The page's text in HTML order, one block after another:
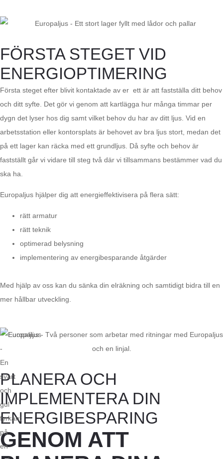
FÖRSTA STEGET VID
ENERGIOPTIMERING
Första steget efter blivit kontaktade av er ett är att fastställa ditt behov
och ditt syfte. Det gör vi genom att kartlägga hur många timmar per
dygn det lyser hos dig samt vilket behov du har av ditt ljus. Vid en
arbetsstation eller kontorsplats är behovet av bra ljus stort, medan det
på ett lager kan räcka med ett grundljus. Då syfte och behov är
fastställt går vi vidare till steg två där vi tillsammans bestämmer vad du
ska ha.
Europaljus hjälper dig att energieffektivisera på flera sätt:
rätt armatur
rätt teknik
optimerad belysning
implementering av energibesparande åtgärder
Med hjälp av oss kan du sänka din elräkning och samtidigt bidra till en
mer hållbar utveckling.
PLANERA OCH
IMPLEMENTERA DIN
ENERGIBESPARING
GENOM ATT